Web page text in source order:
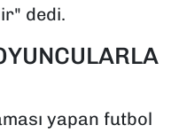
dedi.
yapan futbol